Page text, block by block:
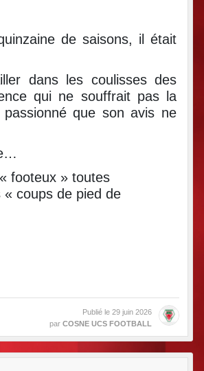
de saisons, il était
dans les coulisses des
qui ne souffrait pas la
que son avis ne
footeux » toutes
coups de pied de
Publié le 29 juin 2026
par COSNE UCS FOOTBALL